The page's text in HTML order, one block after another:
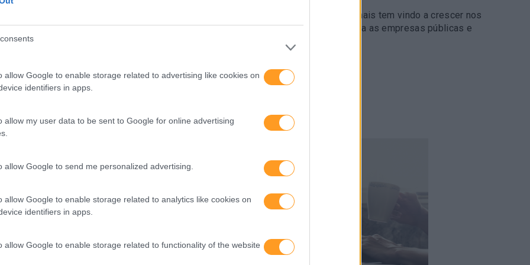
allow Google to enable storage related to advertising like cookies on
identifiers in apps.
allow my user data to be sent to Google for online advertising
allow Google to send me personalized advertising.
allow Google to enable storage related to analytics like cookies on
identifiers in apps.
allow Google to enable storage related to functionality of the website
para a ANA,
de integração. Recebi
e verdadeiro
A liderança e gestão feminina nas empresas nacionais tem vindo a crescer nos
últimos anos e é esperado que, com a lei que obriga as empresas públicas e
LEIA MAIS